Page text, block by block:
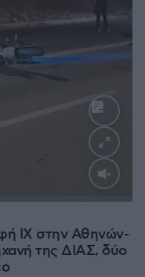
ΙΧ στην Αθηνών-
της ΔΙΑΣ, δύο